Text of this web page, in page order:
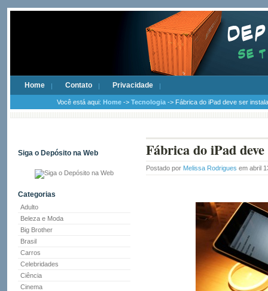
Home Contato Privacidade
Você está aqui: Home -> Tecnologia -> Fábrica do iPad deve ser
Siga o Depósito na Web
Categorias
Adulto
Beleza e Moda
Big Brother
Brasil
Carros
Celebridades
Ciência
Cinema
Fábrica do iPad
Postado por Melissa Rodrigues em abril